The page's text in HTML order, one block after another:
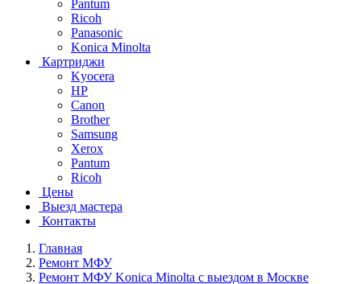
Pantum
Ricoh
Panasonic
Konica Minolta
Картриджи
Kyocera
HP
Canon
Brother
Samsung
Xerox
Pantum
Ricoh
Цены
Выезд мастера
Контакты
Главная
Ремонт МФУ
Ремонт МФУ Konica Minolta с выездом в Москве